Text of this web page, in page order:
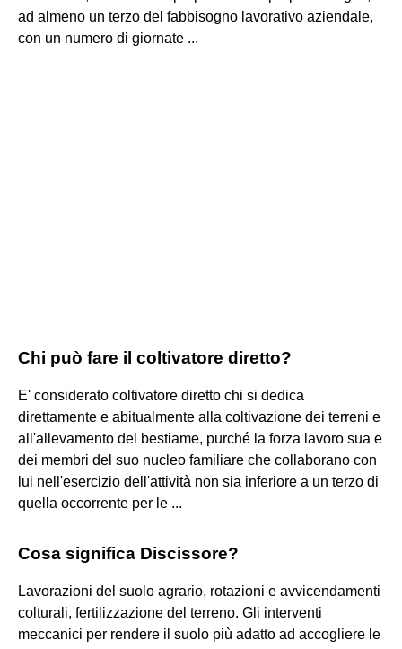
ad almeno un terzo del fabbisogno lavorativo aziendale,
con un numero di giornate ...
Chi può fare il coltivatore diretto?
E' considerato coltivatore diretto chi si dedica
direttamente e abitualmente alla coltivazione dei terreni e
all'allevamento del bestiame, purché la forza lavoro sua e
dei membri del suo nucleo familiare che collaborano con
lui nell'esercizio dell'attività non sia inferiore a un terzo di
quella occorrente per le ...
Cosa significa Discissore?
Lavorazioni del suolo agrario, rotazioni e avvicendamenti
colturali, fertilizzazione del terreno. Gli interventi
meccanici per rendere il suolo più adatto ad accogliere le